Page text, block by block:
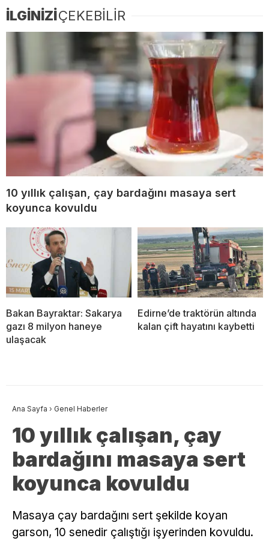
İLGİNİZİÇEKEBİLİR
10 yıllık çalışan, çay bardağını masaya sert
koyunca kovuldu
Bakan Bayraktar: Sakarya
gazı 8 milyon haneye
ulaşacak
Edirne’de traktörün altında
kalan çift hayatını kaybetti
Ana Sayfa › Genel Haberler
10 yıllık çalışan, çay
bardağını masaya sert
koyunca kovuldu
Masaya çay bardağını sert şekilde koyan
garson, 10 senedir çalıştığı işyerinden kovuldu.